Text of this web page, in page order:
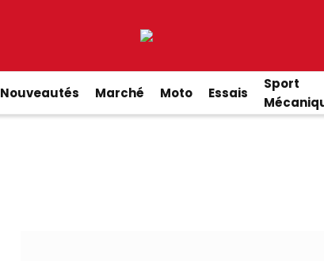
Nouveautés Marché Moto Essais
Sport